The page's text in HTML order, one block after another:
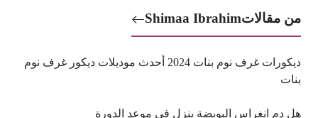
من مقالاتShimaa Ibrahim
ديكورات غرف نوم بنات 2024 أحدث موديلات ديكور غرف نوم
بنات
هل دم انغراس البويضة ينزل في موعد الدورة